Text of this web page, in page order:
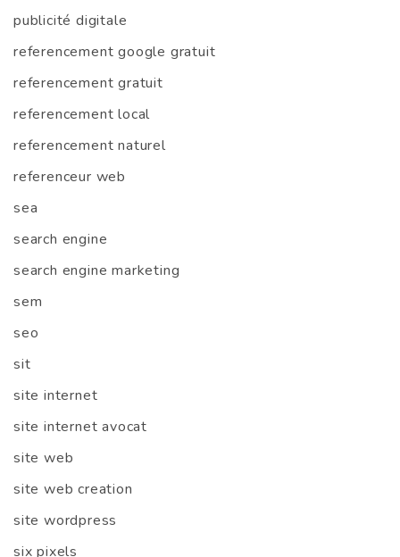
publicité digitale
referencement google gratuit
referencement gratuit
referencement local
referencement naturel
referenceur web
sea
search engine
search engine marketing
sem
seo
sit
site internet
site internet avocat
site web
site web creation
site wordpress
six pixels